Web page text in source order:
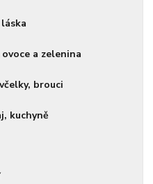
a zelenina
brouci
kuchyně